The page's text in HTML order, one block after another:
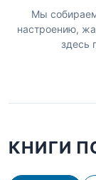
Мы
настроению,
здесь
КНИГИ